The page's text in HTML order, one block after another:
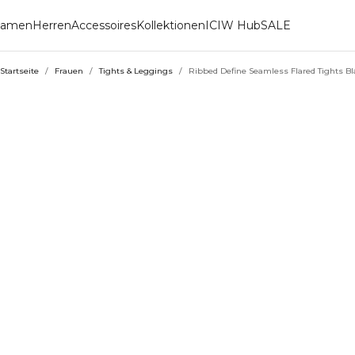
HerrenAccessoiresKollektionenICIW HubSALE
Startseite / Frauen / Tights & Leggings / Ribbed Define Seamless Flared Tights